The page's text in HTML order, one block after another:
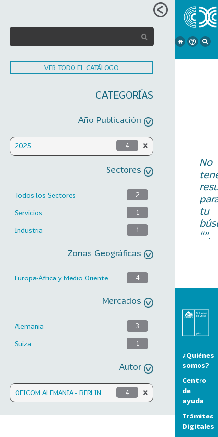
VER TODO EL CATÁLOGO
CATEGORÍAS
Año Publicación
2025 4
Sectores
Todos los Sectores 2
Servicios 1
Industria 1
Zonas Geográficas
Europa-África y Medio Oriente 4
Mercados
Alemania 3
Suiza 1
Autor
OFICOM ALEMANIA - BERLIN 4
No
tu
“”.
¿Quiénes
somos?
Centro
de
ayuda
Trámites
Digitales